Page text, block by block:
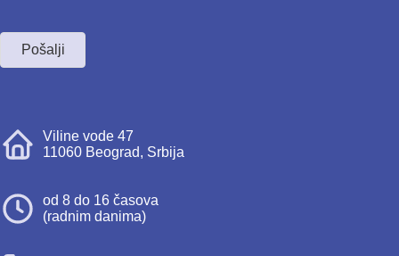
Pošalji
Viline vode 47
11060 Beograd, Srbija
od 8 do 16 časova
(radnim danima)